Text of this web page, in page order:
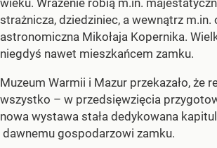
strażnicza, dziedziniec, a wewnątrz m.in.
astronomiczna Mikołaja Kopernika.
niegdyś nawet mieszkańcem zamku.
Muzeum Warmii i Mazur przekazało, że
wszystko – w przedsięwzięcia
nowa wystawa stała dedykowana
dawnemu gospodarzowi zamku.